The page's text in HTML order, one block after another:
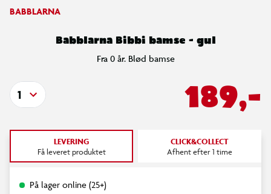
BABBLARNA
Babblarna Bibbi bamse - gul
Fra 0 år. Blød bamse
189,-
1
LEVERING
Få leveret produktet
CLICK&COLLECT
Afhent efter 1 time
På lager online (25+)